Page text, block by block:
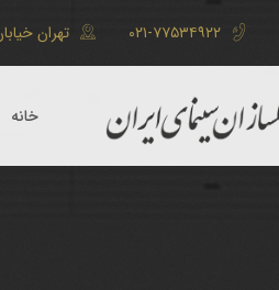
۰۲۱-۷۷۵۳۴۹۲۲ تهران
خانه